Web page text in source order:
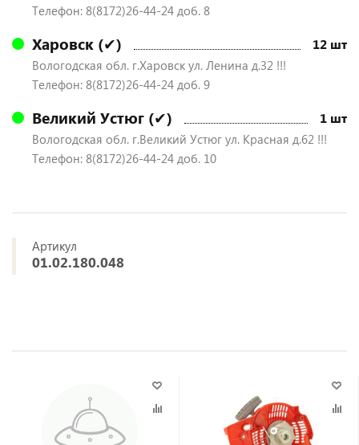
Телефон: 8(8172)26-44-24 доб. 8
Харовск (✔) 12 шт
Вологодская обл. г.Харовск ул. Ленина д.32 !!!
Телефон: 8(8172)26-44-24 доб. 9
Великий Устюг (✔) 1 шт
Вологодская обл. г.Великий Устюг ул. Красная д.62 !!!
Телефон: 8(8172)26-44-24 доб. 10
Артикул
01.02.180.048